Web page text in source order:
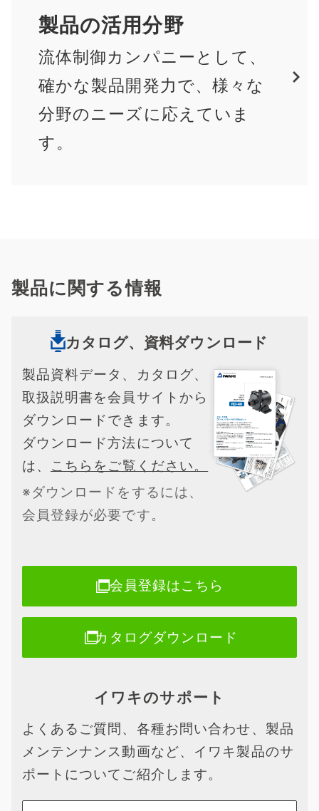
製品の活用分野
流体制御カンパニーとして、
確かな製品開発力で、様々な
分野のニーズに応えていま
す。
製品に関する情報
カタログ、資料ダウンロード
製品資料データ、カタログ、
取扱説明書を会員サイトから
ダウンロードできます。
ダウンロード方法について
は、 こちらをご覧ください。
※ダウンロードをするには、
会員登録が必要です。
会員登録はこちら
カタログダウンロード
イワキのサポート
よくあるご質問、各種お問い合わせ、製品
メンテンナンス動画など、イワキ製品のサ
ポートについてご紹介します。